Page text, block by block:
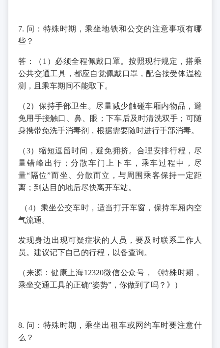
7. 问：特殊时期，乘坐地铁和公交的注意事项有哪
些？
答：（1）必须全程佩戴口罩。按照现行规定，搭乘
公共交通工具，都应自觉佩戴口罩，配合接受体温检
测，且乘车期间不能取下。
（2）保持手部卫生。尽量减少触碰车厢内物品，避
免用手接触口、鼻、眼；下车后及时清洗双手；可随
身携带免洗手消毒剂，根据需要随时进行手部消毒。
（3）缩短逗留时间，避免拥挤。合理安排行程，尽
量错峰出行；分散车门上下车，乘车过程中，尽
量“隔位”而坐、分散而立，与周围乘客保持一定距
离；到达目的地后尽快离开车站。
（4）乘坐公交车时，适当打开车窗，保持车厢内空
气流通。
发现身边出现可疑症状的人员，要及时联系工作人
员。建议记下自己的行程，以备查询。
（来源：健康上海12320微信公众号，《特殊时期，
乘坐交通工具的正确“姿势”，你做到了吗？》）
8. 问：特殊时期，乘坐出租车或网约车时要注意什
么？